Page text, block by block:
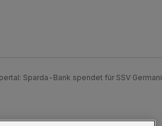
Sparda-Bank spendet für SSV